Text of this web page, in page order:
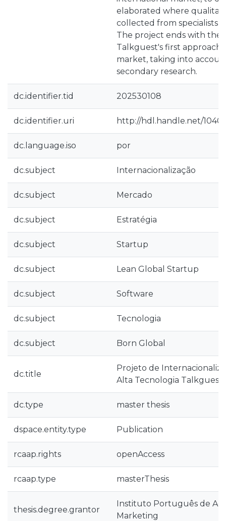
elaborated where
collected from specialists
The project ends with the
Talkguest's first
market, taking into
secondary research.
dc.identifier.tid 202530108
dc.identifier.uri http://hdl.handle.net/
dc.language.iso por
dc.subject Internacionalização
dc.subject Mercado
dc.subject Estratégia
dc.subject Startup
dc.subject Lean Global Startup
dc.subject Software
dc.subject Tecnologia
dc.subject Born Global
dc.title
Projeto de
Alta Tecnologia Talkguest
dc.type master thesis
dspace.entity.type Publication
rcaap.rights openAccess
rcaap.type masterThesis
thesis.degree.grantor
Instituto Português de
Marketing